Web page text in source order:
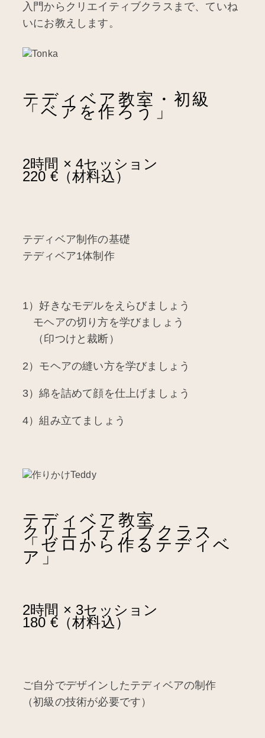
入門からクリエイティブクラスまで、ていね
いにお教えします。
テディベア教室・初級
「ベアを作ろう」
2時間 × 4セッション
220 €（材料込）
テディベア制作の基礎
テディベア1体制作
1）好きなモデルをえらびましょう
モヘアの切り方を学びましょう
（印つけと裁断）
2）モヘアの縫い方を学びましょう
3）綿を詰めて顔を仕上げましょう
4）組み立てましょう
テディベア教室
クリエイティブクラス
「ゼロから作るテディベ
ア」
2時間 × 3セッション
180 €（材料込）
ご自分でデザインしたテディベアの制作
（初級の技術が必要です）